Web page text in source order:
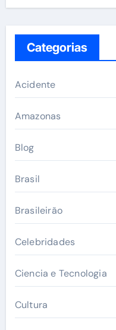
Categorias
Acidente
Amazonas
Blog
Brasil
Brasileirão
Celebridades
Ciencia e Tecnologia
Cultura